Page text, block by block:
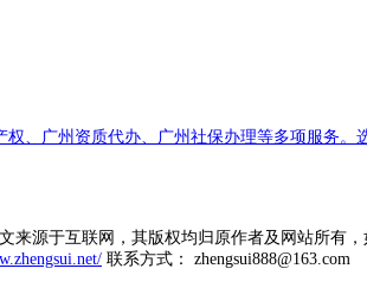
、广州资质代办、广州社保办理等多项服务。
源于互联网，其版权均归原作者及网站所有
联系方式： zhengsui888@163.com